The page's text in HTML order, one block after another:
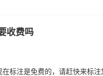
收费吗
标注是免费的，请赶快来标注